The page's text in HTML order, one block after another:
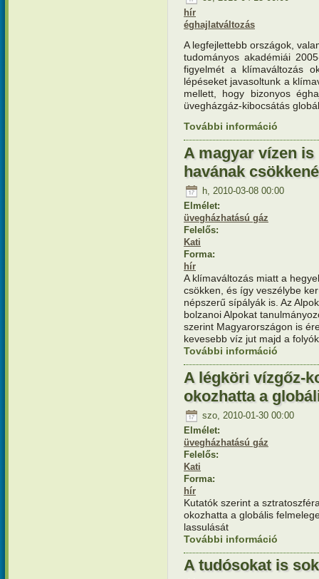
hír
éghajlatváltozás
A legfejlettebb országok,
tudományos akadémiái
figyelmét a klímaváltozás
lépéseket javasoltunk a
mellett, hogy bizonyos
üvegházgáz-kibocsátás
További információ
A magyar vízen
havának
h, 2010-03-08 00:00
Elmélet:
üvegházhatású gáz
Felelős:
Kati
Forma:
hír
A klímaváltozás miatt a
csökken, és így veszélybe
népszerű sípályák is. Az
bolzanoi Alpokat
szerint Magyarországon is
kevesebb víz jut majd a
További információ
A légköri vízgőz-
okozhatta a
szo, 2010-01-30 00:00
Elmélet:
üvegházhatású gáz
Felelős:
Kati
Forma:
hír
Kutatók szerint a
okozhatta a globális
lassulását
További információ
A tudósokat is